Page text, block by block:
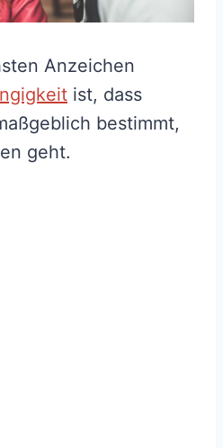
Anzeichen
ist, dass
bestimmt,
geht.